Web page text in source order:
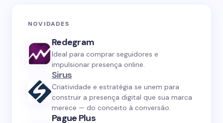
NOVIDADES
Redegram
Ideal para comprar seguidores e
impulsionar presença online.
Sirus
Criatividade e estratégia se unem para
construir a presença digital que sua marca
merece — do conceito à conversão.
Pague Plus